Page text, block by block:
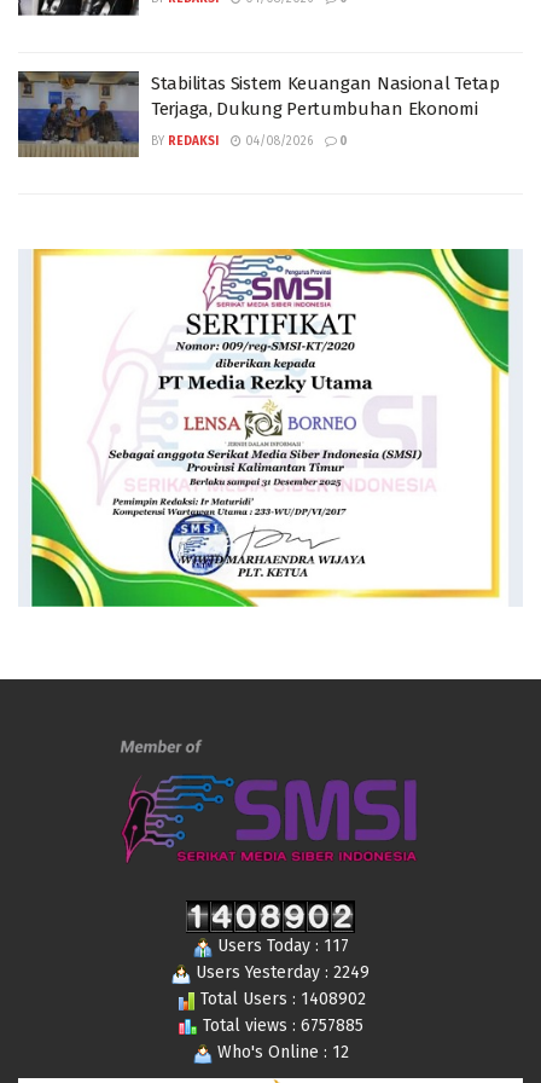
Stabilitas Sistem Keuangan Nasional Tetap
Terjaga, Dukung Pertumbuhan Ekonomi
BY REDAKSI 04/08/2026 0
Users Today : 117
Users Yesterday : 2249
Total Users : 1408902
Total views : 6757885
Who's Online : 12